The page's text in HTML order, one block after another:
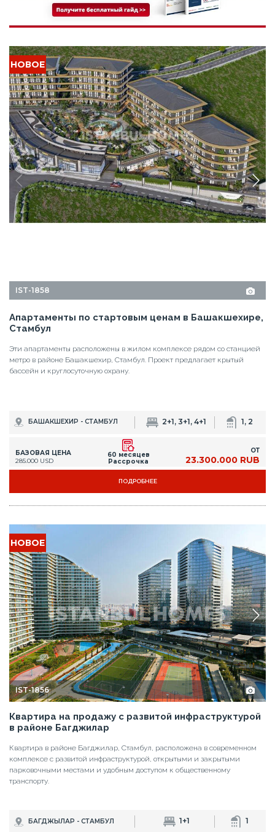
IST-1858
Апартаменты по стартовым ценам в Башакшехире,
Стамбул
Эти апартаменты расположены в жилом комплексе рядом со станцией
метро в районе Башакшехир, Стамбул. Проект предлагает крытый
бассейн и круглосуточную охрану.
БАЗОВАЯ ЦЕНА
ОТ
23.300.000 RUB
ПОДРОБНЕЕ
IST-1856
Квартира на продажу с развитой инфраструктурой
в районе Багджилар
Квартира в районе Багджилар, Стамбул, расположена в современном
комплексе с развитой инфраструктурой, открытыми и закрытыми
парковочными местами и удобным доступом к общественному
транспорту.
БАГДЖЫЛАР - СТАМБУЛ 1+1 1
БАЗОВАЯ ЦЕНА
110.000 EUR
10.400.000 RUB
ПОДРОБНЕЕ
< 1 2 3 4 ... 25 >